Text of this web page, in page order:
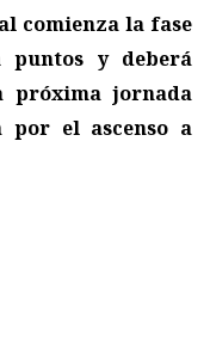
comienza la fase
puntos y deberá
próxima jornada
por el ascenso a